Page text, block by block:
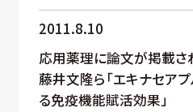
2011.8.10
応用薬理に論文が掲載さ
藤井文隆ら「エキナセア
る免疫機能賦活効果」